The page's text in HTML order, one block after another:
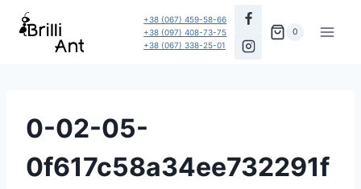
Перейти
+38 (067) 459-58-66
+38 (097) 408-73-75
+38 (067) 338-25-01
0
0-02-05-
0f617c58a34ee732291f